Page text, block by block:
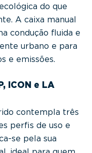
do que
A caixa manual
condução fluida e
urbano e para
e emissões.
ICON e LA
contempla três
perfis de uso e
se pela sua